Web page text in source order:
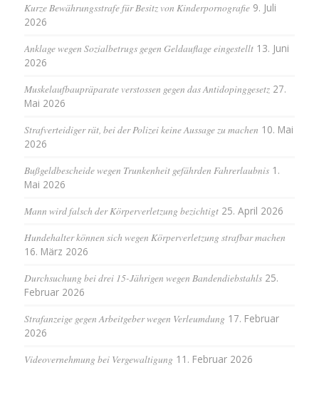
Kurze Bewährungsstrafe für Besitz von Kinderpornografie 9. Juli
2026
Anklage wegen Sozialbetrugs gegen Geldauflage eingestellt 13. Juni
2026
Muskelaufbaupräparate verstossen gegen das Antidopinggesetz 27.
Mai 2026
Strafverteidiger rät, bei der Polizei keine Aussage zu machen 10. Mai
2026
Bußgeldbescheide wegen Trunkenheit gefährden Fahrerlaubnis 1.
Mai 2026
Mann wird falsch der Körperverletzung bezichtigt 25. April 2026
Hundehalter können sich wegen Körperverletzung strafbar machen
16. März 2026
Durchsuchung bei drei 15-Jährigen wegen Bandendiebstahls 25.
Februar 2026
Strafanzeige gegen Arbeitgeber wegen Verleumdung 17. Februar
2026
Videovernehmung bei Vergewaltigung 11. Februar 2026